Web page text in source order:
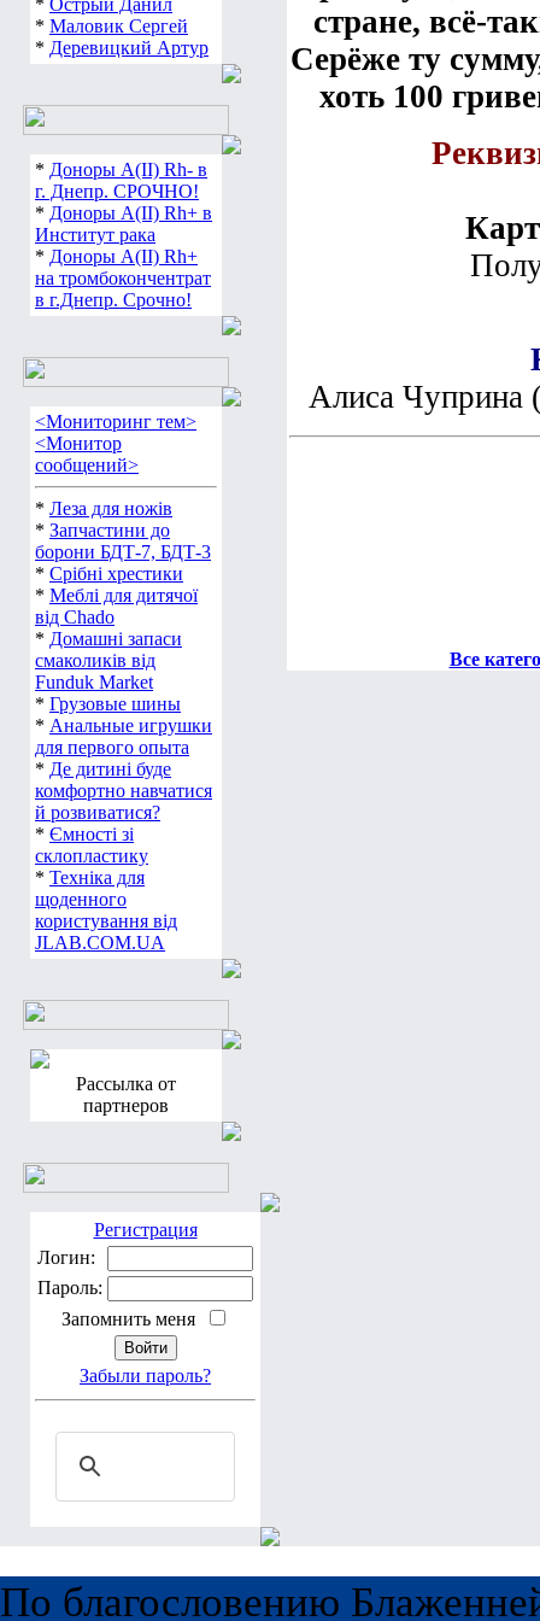
* Острый Данил
* Маловик Сергей
* Деревицкий Артур
* Доноры А(ІІ) Rh- в
г. Днепр. СРОЧНО!
* Доноры А(ІІ) Rh+ в
Институт рака
* Доноры А(ІІ) Rh+
на тромбокончентрат
в г.Днепр. Срочно!
<Мониторинг тем>
<Монитор
сообщений>
* Леза для ножів
* Запчастини до
борони БДТ-7, БДТ-3
* Срібні хрестики
* Меблі для дитячої
від Chado
* Домашні запаси
смаколиків від
Funduk Market
* Грузовые шины
* Анальные игрушки
для первого опыта
* Де дитині буде
комфортно навчатися
й розвиватися?
* Ємності зі
склопластику
* Техніка для
щоденного
користування від
JLAB.COM.UA
Рассылка от
партнеров
Регистрация
Логин:
Пароль:
Запомнить меня
Забыли пароль?
стране, всё-
Серёже ту
хоть 100
Алиса Чуприна
Все
По благословению